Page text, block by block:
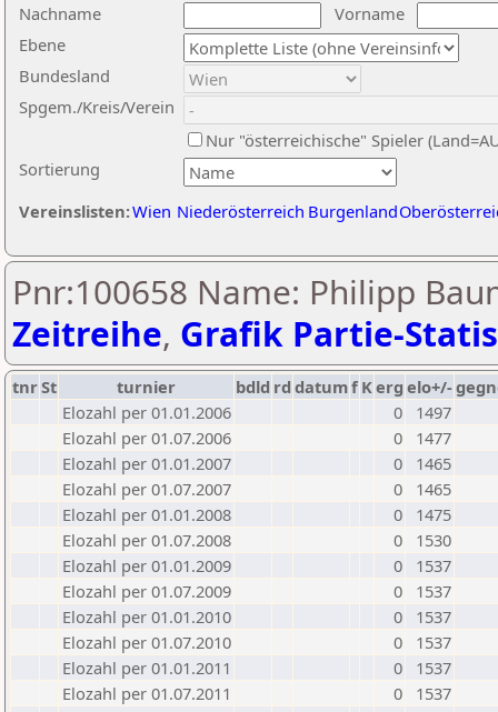
Nachname
Vorname
Ebene
Sortierung
Bundesland
Spgem./Kreis/Verein
Nur "österreichische" Spieler
Vereinslisten:Wien Niederösterreich Burgenland
Pnr:100658 Name: Philipp
Zeitreihe, Grafik Partie-
tnrSt turnier bdld rd datumf Kerg elo+/-
Elozahl per 01.01.2006
0
1497
Elozahl per 01.07.2006
0
1477
Elozahl per 01.01.2007
0
1465
Elozahl per 01.07.2007
0
1465
Elozahl per 01.01.2008
0
1475
Elozahl per 01.07.2008
0
1530
Elozahl per 01.01.2009
0
1537
Elozahl per 01.07.2009
0
1537
Elozahl per 01.01.2010
0
1537
Elozahl per 01.07.2010
0
1537
Elozahl per 01.01.2011
0
1537
Elozahl per 01.07.2011
0
1537